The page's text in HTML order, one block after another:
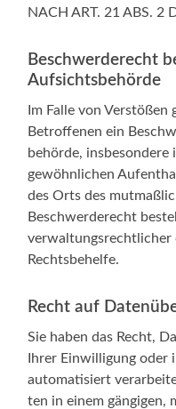
NACH ART. 21 ABS. 2
Beschwerde­recht
Aufsichtsbehörde
Im Fal­le von Ver­stö­ßen
Betrof­fe­nen ein
be­hör­de,
gewöhn­li­chen
des Orts des
Beschwer­de­recht
ver­wal­tungs­recht­li­cher
Rechtsbehelfe.
Recht auf
Sie haben das Recht,
Ihrer Ein­wil­li­gung oder
auto­ma­ti­siert
ten in einem gän­gi­gen,